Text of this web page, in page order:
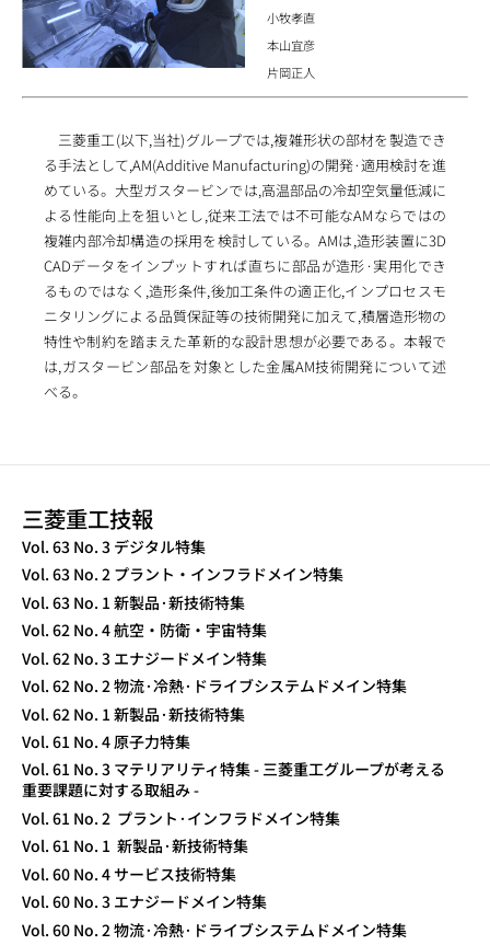
小牧孝直
本山宜彦
片岡正人
三菱重工(以下,当社)グループでは,複雑形状の部材を製造でき
る手法として,AM(Additive Manufacturing)の開発·適用検討を進
めている。大型ガスタービンでは,高温部品の冷却空気量低減に
よる性能向上を狙いとし,従来工法では不可能なAMならではの
複雑内部冷却構造の採用を検討している。AMは,造形装置に3D
CADデータをインプットすれば直ちに部品が造形·実用化でき
るものではなく,造形条件,後加工条件の適正化,インプロセスモ
ニタリングによる品質保証等の技術開発に加えて,積層造形物の
特性や制約を踏まえた革新的な設計思想が必要である。本報で
は,ガスタービン部品を対象とした金属AM技術開発について述
べる。
三菱重工技報
TECHNICAL REVIEW
Vol. 63 No. 3 デジタル特集
Vol. 63 No. 2 プラント・インフラドメイン特集
Vol. 63 No. 1 新製品·新技術特集
Vol. 62 No. 4 航空・防衛・宇宙特集
Vol. 62 No. 3 エナジードメイン特集
Vol. 62 No. 2 物流·冷熱·ドライブシステムドメイン特集
Vol. 62 No. 1 新製品·新技術特集
Vol. 61 No. 4 原子力特集
Vol. 61 No. 3 マテリアリティ特集 - 三菱重工グループが考える
重要課題に対する取組み -
Vol. 61 No. 2 プラント·インフラドメイン特集
Vol. 61 No. 1 新製品·新技術特集
Vol. 60 No. 4 サービス技術特集
Vol. 60 No. 3 エナジードメイン特集
Vol. 60 No. 2 物流·冷熱·ドライブシステムドメイン特集